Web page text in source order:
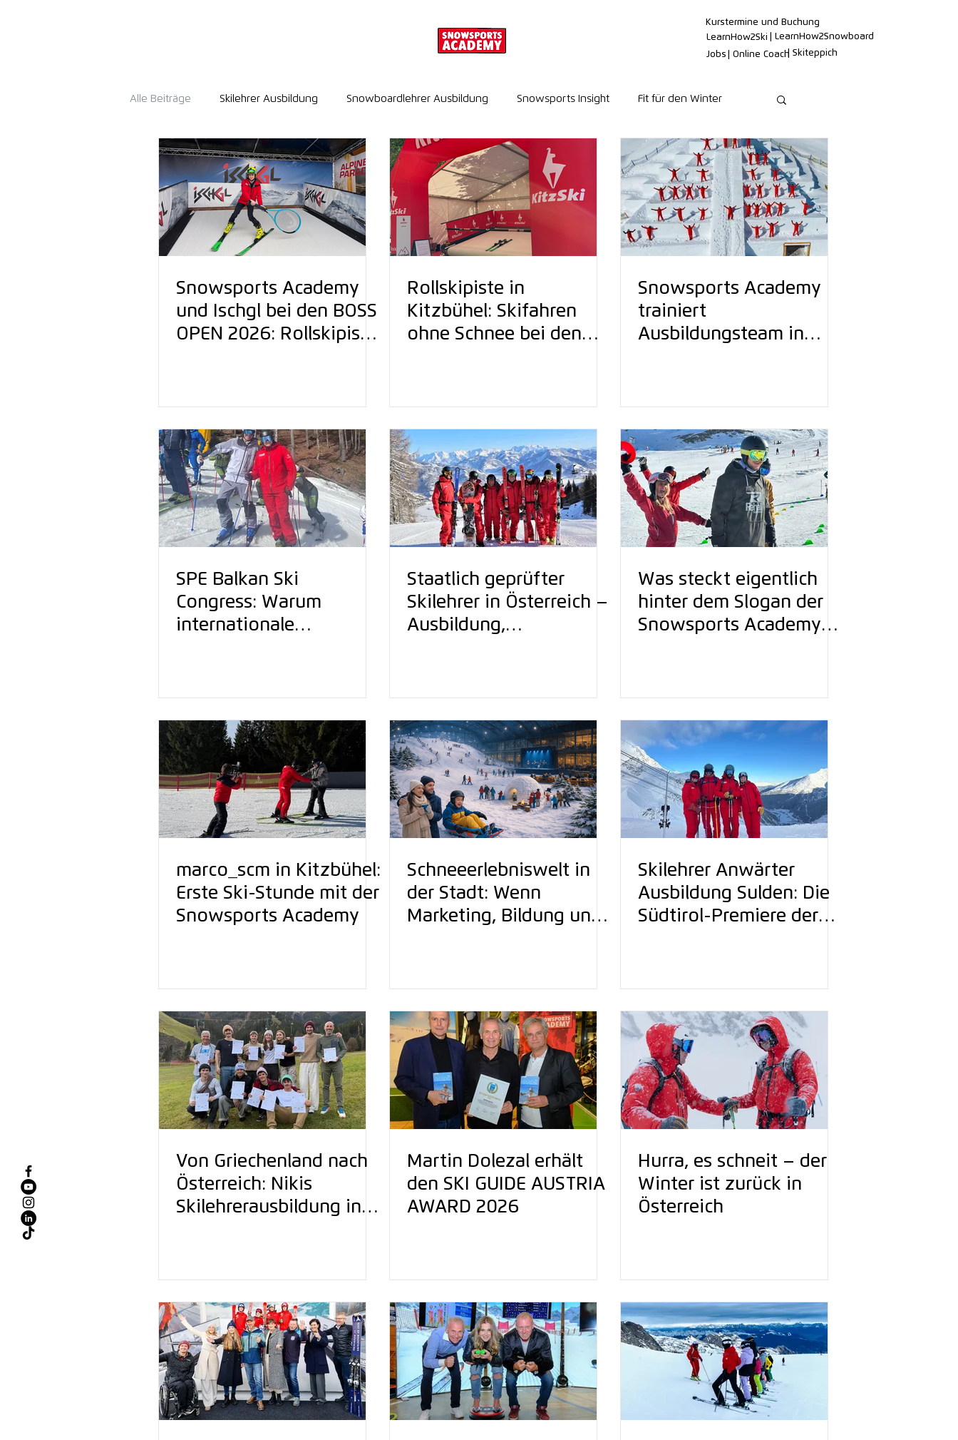
Kurstermine und Buchung
LearnHow2Ski
Jobs
| Skiteppich
| LearnHow2Snowboard
| Online Coach
Alle Beiträge Skilehrer Ausbildung Snowboardlehrer Ausbildung Snowsports Insight Fit für den Winter
Snowsports Academy
und Ischgl bei den BOSS
OPEN 2026: Rollskipiste
Sommer
Rollskipiste in
Kitzbühel: Skifahren
ohne Schnee bei den
Snowsports Academy
trainiert
Ausbildungsteam in
SPE Balkan Ski
Congress: Warum
internationale
Staatlich geprüfter
Skilehrer in Österreich –
Ausbildung,
Was steckt eigentlich
hinter dem Slogan der
Snowsports Academy
marco_scm in Kitzbühel:
Erste Ski-Stunde mit der
Snowsports Academy
Schneeerlebniswelt in
der Stadt: Wenn
Marketing, Bildung und
Skilehrer Anwärter
Ausbildung Sulden: Die
Südtirol-Premiere der
Von Griechenland nach
Österreich: Nikis
Skilehrerausbildung in
Martin Dolezal erhält
den SKI GUIDE AUSTRIA
AWARD 2026
Hurra, es schneit – der
Winter ist zurück in
Österreich